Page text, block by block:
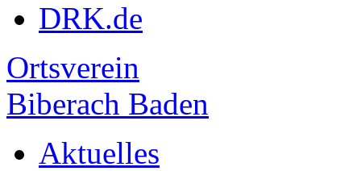
DRK.de
Ortsverein
Biberach Baden
Aktuelles